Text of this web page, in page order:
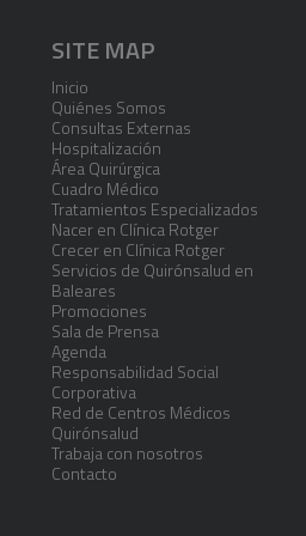
SITE MAP
Inicio
Quiénes Somos
Consultas Externas
Hospitalización
Área Quirúrgica
Cuadro Médico
Tratamientos Especializados
Nacer en Clínica Rotger
Crecer en Clínica Rotger
Servicios de Quirónsalud en
Baleares
Promociones
Sala de Prensa
Agenda
Responsabilidad Social
Corporativa
Red de Centros Médicos
Quirónsalud
Trabaja con nosotros
Contacto